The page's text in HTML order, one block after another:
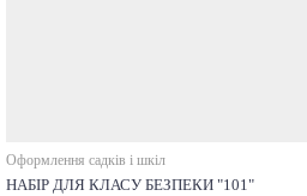
Оформлення садків і шкіл
НАБІР ДЛЯ КЛАСУ БЕЗПЕКИ "101"